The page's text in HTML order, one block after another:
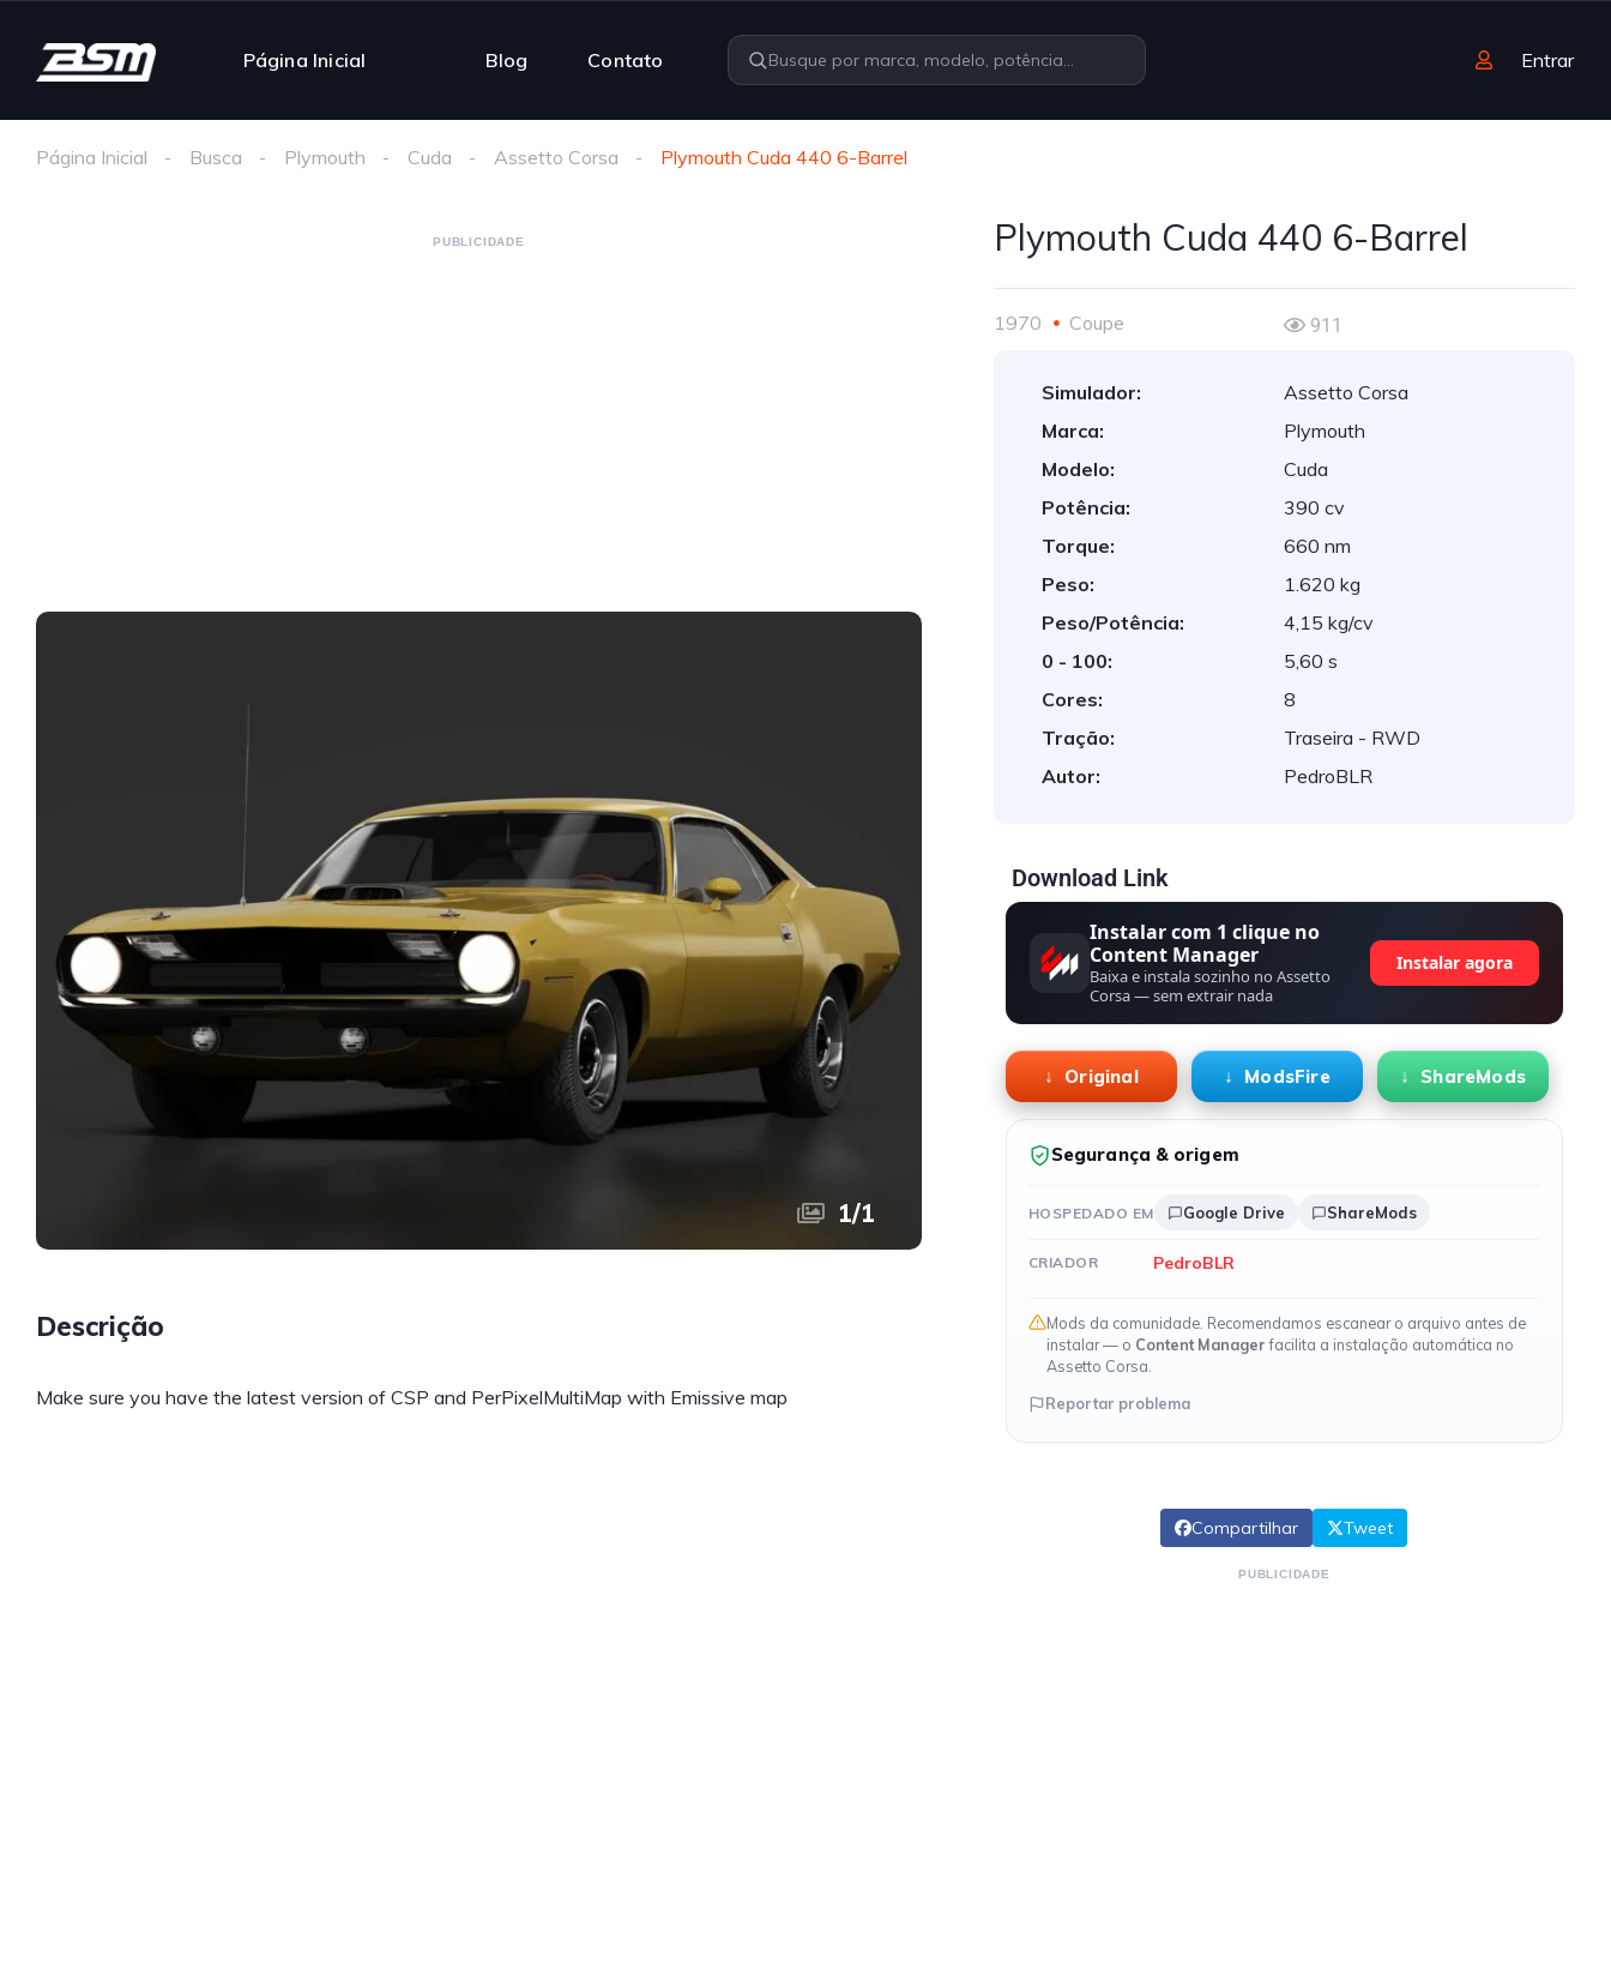
Página Inicial Blog Contato Entrar
Página Inicial Busca Plymouth Cuda Assetto Corsa Plymouth Cuda 440 6-Barrel
PUBLICIDADE
1/1
Descrição
Make sure you have the latest version of CSP and PerPixelMultiMap with Emissive map
Plymouth Cuda 440 6-Barrel
1970 Coupe 911
Simulador:
Assetto Corsa
Marca:
Plymouth
Modelo:
Cuda
Potência:
390 cv
Torque:
660 nm
Peso:
1.620 kg
Peso/Potência:
4,15 kg/cv
0 - 100:
5,60 s
Cores:
8
Tração:
Traseira - RWD
Autor:
PedroBLR
Download Link
Instalar com 1 clique no
Content Manager
Baixa e instala sozinho no Assetto
Corsa — sem extrair nada
Instalar agora
Original ModsFire ShareMods
Segurança & origem
HOSPEDADO EM Google Drive ShareMods
CRIADOR PedroBLR
Mods da comunidade. Recomendamos escanear o arquivo antes de
instalar — o Content Managerfacilita a instalação automática no
Assetto Corsa.
Reportar problema
Compartilhar Tweet
PUBLICIDADE